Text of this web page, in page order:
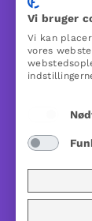
Vi bruger
Vi kan
vores